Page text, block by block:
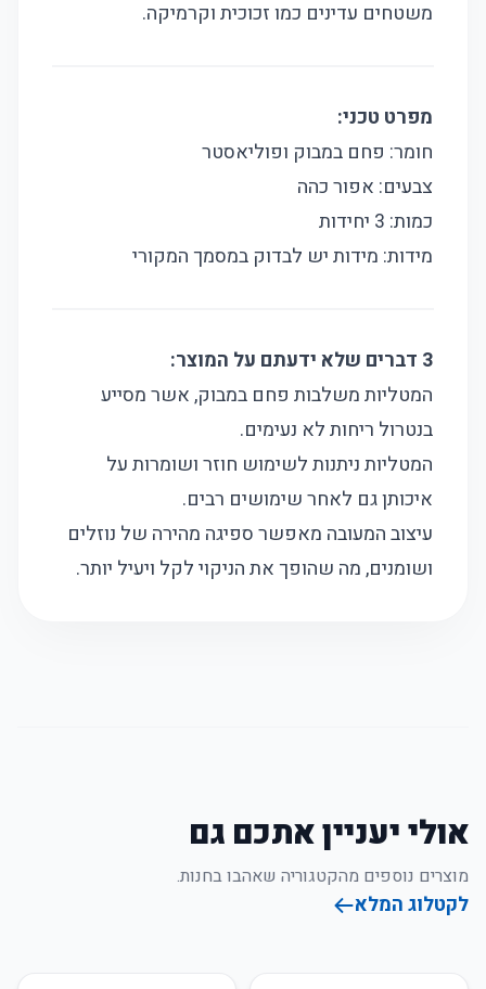
משטחים עדינים כמו זכוכית וקרמיקה.
מפרט טכני:
חומר: פחם במבוק ופוליאסטר
צבעים: אפור כהה
כמות: 3 יחידות
מידות: מידות יש לבדוק במסמך המקורי
3 דברים שלא ידעתם על המוצר:
המטליות משלבות פחם במבוק, אשר מסייע
בנטרול ריחות לא נעימים.
המטליות ניתנות לשימוש חוזר ושומרות על
איכותן גם לאחר שימושים רבים.
עיצוב המעובה מאפשר ספיגה מהירה של נוזלים
ושומנים, מה שהופך את הניקוי לקל ויעיל יותר.
אולי יעניין אתכם גם
מוצרים נוספים מהקטגוריה שאהבו בחנות.
לקטלוג המלא